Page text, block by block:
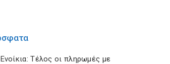
Ενοίκια: Τέλος οι πληρωμές με